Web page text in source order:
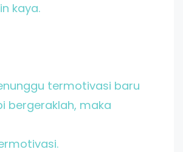
kaya.
termotivasi baru
bergeraklah, maka